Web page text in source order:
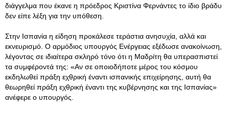
διάγγελμα που έκανε η πρόεδρος Κριστίνα Φερνάντες το ίδιο βράδυ
δεν είπε λέξη για την υπόθεση.
Στην Ισπανία η είδηση προκάλεσε τεράστια ανησυχία, αλλά και
εκνευρισμό. Ο αρμόδιος υπουργός Ενέργειας εξέδωσε ανακοίνωση,
λέγοντας σε ιδιαίτερα σκληρό τόνο ότι η Μαδρίτη θα υπερασπιστεί
τα συμφέροντά της: «Αν σε οποιοδήποτε μέρος του κόσμου
εκδηλωθεί πράξη εχθρική έναντι ισπανικής επιχείρησης, αυτή θα
θεωρηθεί πράξη εχθρική έναντι της κυβέρνησης και της Ισπανίας»
ανέφερε ο υπουργός.